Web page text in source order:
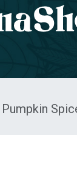
Pumpkin